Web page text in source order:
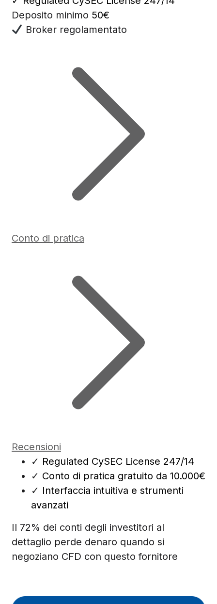
Deposito minimo 50€
Broker regolamentato
Conto di pratica
Recensioni
✓ Regulated CySEC License 247/14
✓ Conto di pratica gratuito da 10.000€
✓ Interfaccia intuitiva e strumenti
avanzati
Il 72% dei conti degli investitori al
dettaglio perde denaro quando si
negoziano CFD con questo fornitore